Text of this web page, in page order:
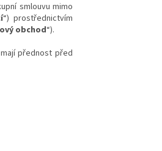
smlouvu mimo
“) prostřednictvím
obchod“).
přednost před